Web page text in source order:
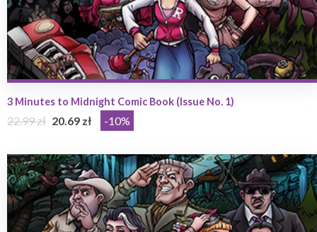
3 Minutes to Midnight Comic Book (Issue No. 1)
22.99 zł 20.69 zł -10%